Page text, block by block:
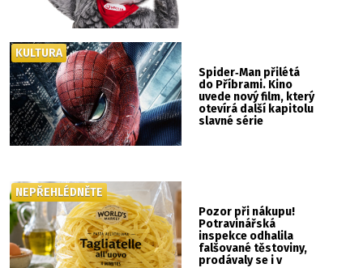
Spider‑Man přilétá
do Příbrami. Kino
uvede nový film, který
otevírá další kapitolu
slavné série
KULTURA
Pozor při nákupu!
Potravinářská
inspekce odhalila
falšované těstoviny,
prodávaly se i v
NEPŘEHLÉDNĚTE